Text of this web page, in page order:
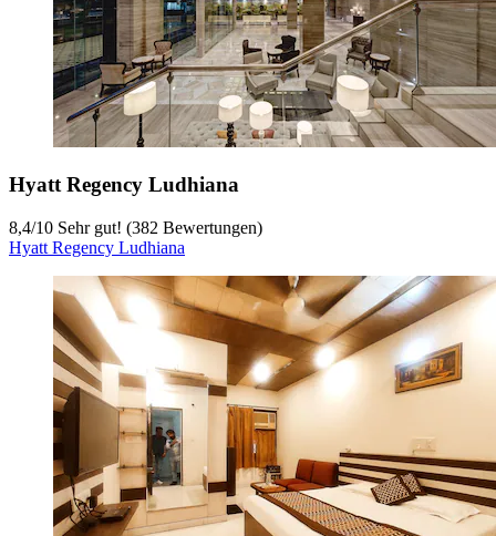
Hyatt Regency Ludhiana
8,4/10 Sehr gut! (382 Bewertungen)
Hyatt Regency Ludhiana